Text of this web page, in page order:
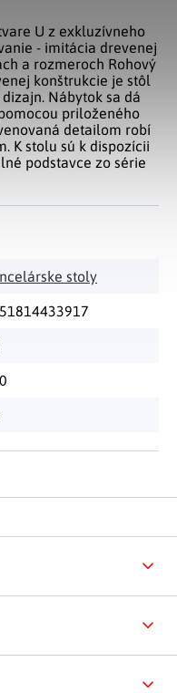
U z exkluzívneho
- imitácia drevenej
a rozmeroch Rohový
konštrukcie je stôl
Nábytok sa dá
priloženého
detailom robí
K stolu sú k dispozícii
podstavce zo série
stoly